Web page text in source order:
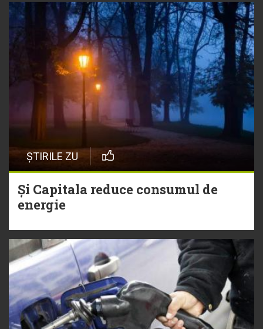
ȘTIRILE ZU
Și Capitala reduce consumul de
energie